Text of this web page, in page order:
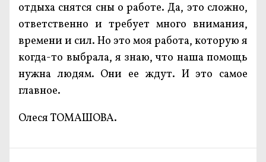
отдыха снятся сны о работе. Да, это сложно,
ответственно и требует много внимания,
времени и сил. Но это моя работа, которую я
когда-то выбрала, я знаю, что наша помощь
нужна людям. Они ее ждут. И это самое
главное.
Олеся ТОМАШОВА.